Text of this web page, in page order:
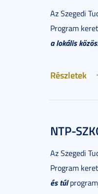
Az Szegedi
Program
a lokális
Részletek
NTP-
Az Szegedi
Program
és túl